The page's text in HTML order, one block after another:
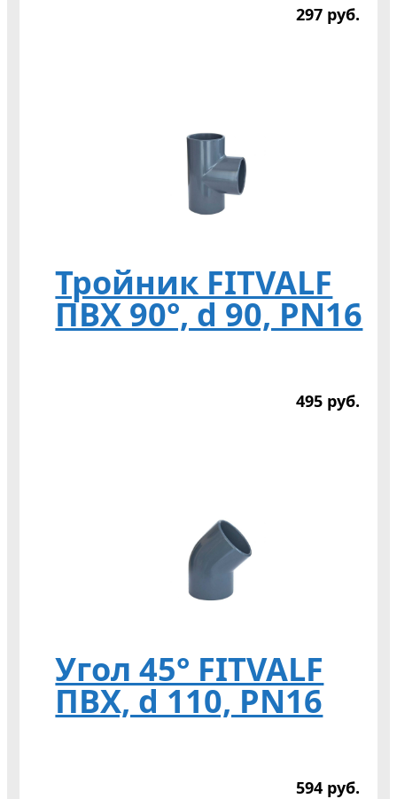
297 руб.
Тройник FITVALF
ПВХ 90°, d 90, PN16
495 руб.
Угол 45° FITVALF
ПВХ, d 110, PN16
594 руб.